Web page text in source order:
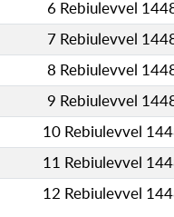
6 Rebiulevvel
7 Rebiulevvel
8 Rebiulevvel
9 Rebiulevvel
10 Rebiulevvel
11 Rebiulevvel
12 Rebiulevvel